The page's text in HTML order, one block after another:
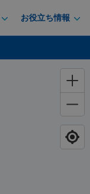
お役立ち情報